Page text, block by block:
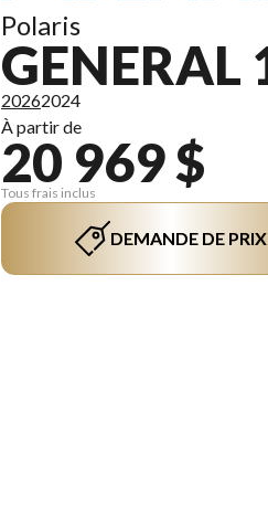
Polaris
GENERAL
20262024
À partir de
20 969 $
Tous frais inclus
DEMANDE DE PRIX